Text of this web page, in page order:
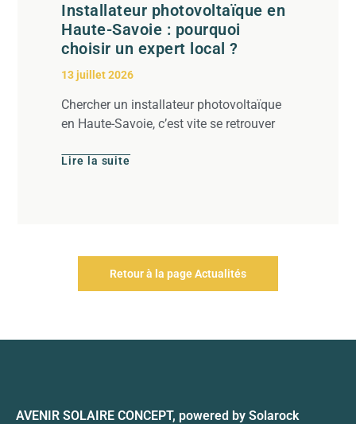
Installateur photovoltaïque en
Haute-Savoie : pourquoi
choisir un expert local ?
13 juillet 2026
Chercher un installateur photovoltaïque
en Haute-Savoie, c’est vite se retrouver
Lire la suite
Retour à la page Actualités
AVENIR SOLAIRE CONCEPT, powered by Solarock